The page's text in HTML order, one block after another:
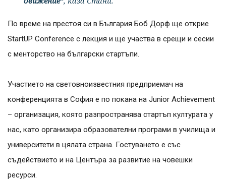
По време на престоя си в България Боб Дорф ще открие
StartUP Conference с лекция и ще участва в срещи и сесии
с менторство на български стартъпи.
Участието на световноизвестния предприемач на
конференцията в София е по покана на Junior Achievement
– организация, която разпространява стартъп културата у
нас, като организира образователни програми в училища и
университети в цялата страна. Гостуването е със
съдействието и на Центъра за развитие на човешки
ресурси.